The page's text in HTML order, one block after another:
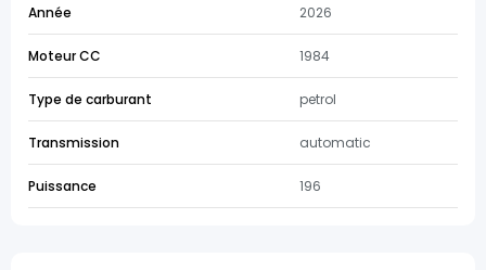
Année 2026
Moteur CC 1984
Type de carburant petrol
Transmission automatic
Puissance 196